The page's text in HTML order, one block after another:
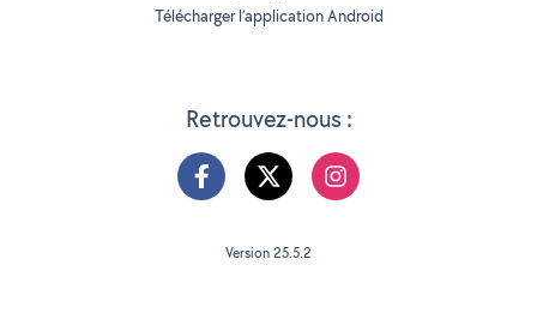
Retrouvez-nous :
Télécharger l’application Android
Version 25.5.2